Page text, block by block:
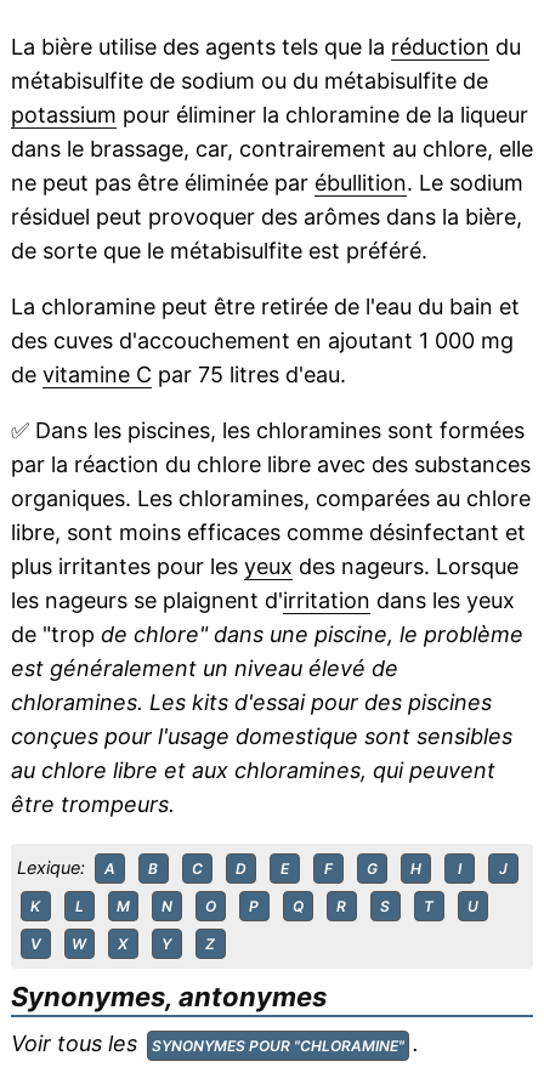
La bière utilise des agents tels que la réduction du
métabisulfite de sodium ou du métabisulfite de
potassium pour éliminer la chloramine de la liqueur
dans le brassage, car, contrairement au chlore, elle
ne peut pas être éliminée par ébullition. Le sodium
résiduel peut provoquer des arômes dans la bière,
de sorte que le métabisulfite est préféré.
La chloramine peut être retirée de l'eau du bain et
des cuves d'accouchement en ajoutant 1 000 mg
de vitamine C par 75 litres d'eau.
✅Dans les piscines, les chloramines sont formées
par la réaction du chlore libre avec des substances
organiques. Les chloramines, comparées au chlore
libre, sont moins efficaces comme désinfectant et
plus irritantes pour les yeux des nageurs. Lorsque
les nageurs se plaignent d'irritation dans les yeux
de "trop de chlore" dans une piscine, le problème
est généralement un niveau élevé de
chloramines. Les kits d'essai pour des piscines
conçues pour l'usage domestique sont sensibles
au chlore libre et aux chloramines, qui peuvent
être trompeurs.
Lexique: A B C D E F G H I J
K L M N O P Q R S T U
V W X Y Z
Synonymes, antonymes
Voir tous les SYNONYMES POUR "CHLORAMINE" .